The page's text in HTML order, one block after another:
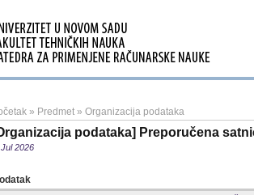
» Predmet » Organizacija podataka
podataka] Preporučena
Jul 2026